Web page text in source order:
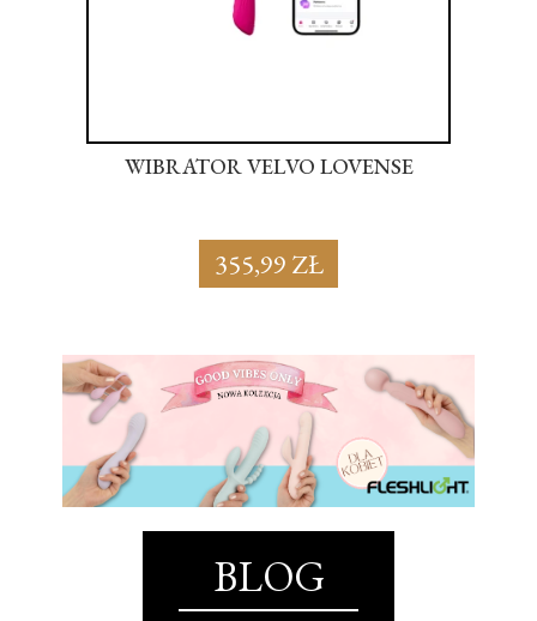
WIBRATOR VELVO LOVENSE
355,99 ZŁ
BLOG